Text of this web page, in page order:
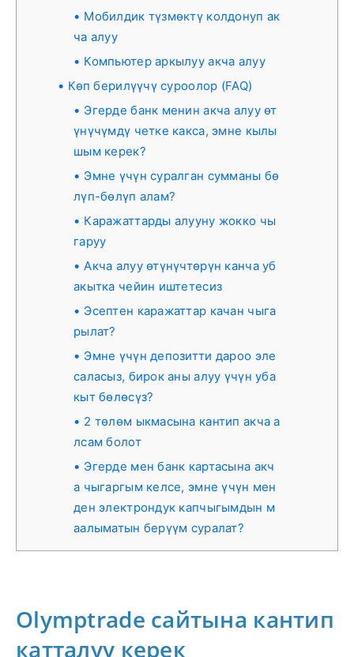
Мобилдик түзмөктү колдонуп ак
ча алуу
Компьютер аркылуу акча алуу
Көп берилүүчү суроолор (FAQ)
Эгерде банк менин акча алуу өт
үнүчүмдү четке какса, эмне кылы
шым керек?
Эмне үчүн суралган сумманы бө
лүп-бөлүп алам?
Каражаттарды алууну жокко чы
гаруу
Акча алуу өтүнүчтөрүн канча уб
акытка чейин иштетесиз
Эсептен каражаттар качан чыга
рылат?
Эмне үчүн депозитти дароо эле
саласыз, бирок аны алуу үчүн уба
кыт бөлөсүз?
2 төлөм ыкмасына кантип акча а
лсам болот
Эгерде мен банк картасына акч
а чыгаргым келсе, эмне үчүн мен
ден электрондук капчыгымдын м
аалыматын берүүм суралат?
Olymptrade сайтына кантип
катталуу керек